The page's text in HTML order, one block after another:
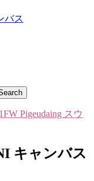
バス
Pigeudaing スウ
キャンバス